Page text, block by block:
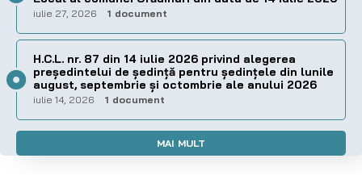
iulie 27, 2026 1 document
H.C.L. nr. 87 din 14 iulie 2026 privind alegerea
preşedintelui de şedinţă pentru ședințele din lunile
august, septembrie și octombrie ale anului 2026
iulie 14, 2026 1 document
MAI MULT